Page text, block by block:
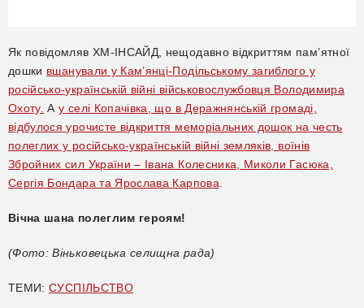
Як повідомляв ХМ-ІНСАЙД, нещодавно відкриттям пам’ятної
дошки вшанували у Кам’янці-Подільському загиблого у
російсько-українській війні військовослужбовця Володимира
Охоту. Ау селі Копачівка, що в Деражнянській громаді,
відбулося урочисте відкриття меморіальних дошок на честь
полеглих у російсько-українській війні земляків, воїнів
Збройних сил України – Івана Колесника, Миколи Гасюка,
Сергія Бондара та Ярослава Карпова
Вічна шана полеглим героям!
(Фото: Віньковецька селищна рада)
ТЕМИ:СУСПІЛЬСТВО